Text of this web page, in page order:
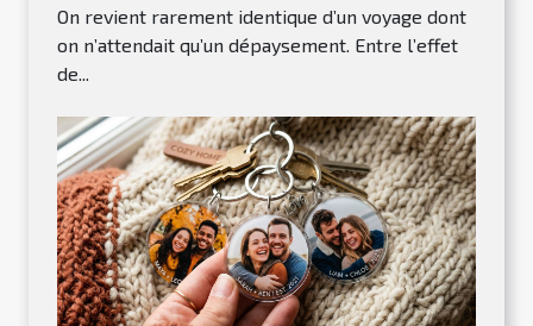
On revient rarement identique d’un voyage dont
on n’attendait qu’un dépaysement. Entre l’effet
de...